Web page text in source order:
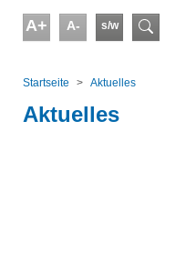
A+ A- s/w
Startseite
Aktuelles
Aktuelles